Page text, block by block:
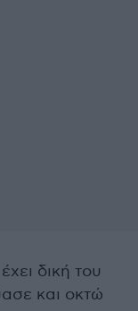
δική του
και οκτώ